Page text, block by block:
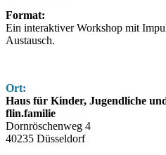
Format:
Ein interaktiver Workshop mit
Austausch.
Ort:
Haus für Kinder, Jugendliche
flin.familie
Dornröschenweg 4
40235 Düsseldorf